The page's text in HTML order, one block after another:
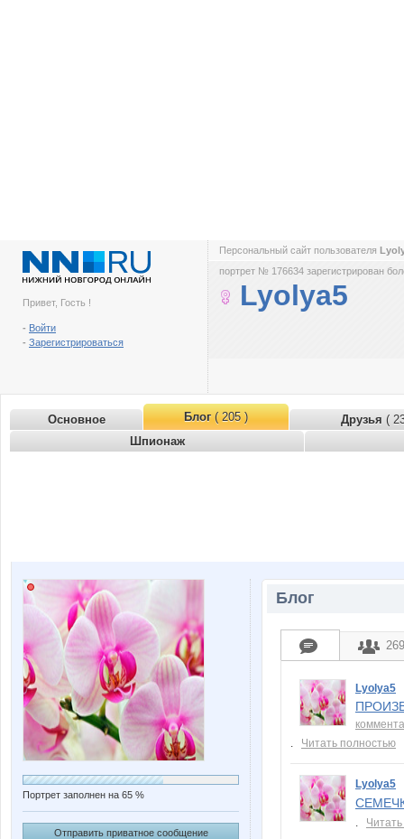
Привет, Гость !
- Войти
- Зарегистрироваться
Персональный сайт пользователя
портрет № 176634 зарегистрирован
Lyolya5
Основное Блог( 205 ) Друзья (
Шпионаж
Портрет заполнен на 65 %
Отправить приватное сообщение
Блог
Lyolya5
. Читать полностью
Lyolya5